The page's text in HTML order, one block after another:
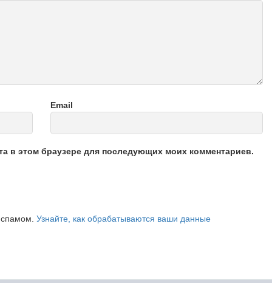
Email
в этом браузере для последующих моих комментариев.
спамом.Узнайте, как обрабатываются ваши данные